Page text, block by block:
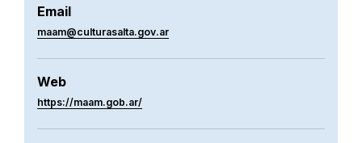
Email
maam@culturasalta.gov.ar
Web
https://maam.gob.ar/